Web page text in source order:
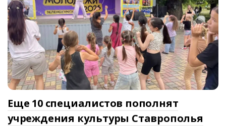
Еще 10 специалистов пополнят
учреждения культуры Ставрополья